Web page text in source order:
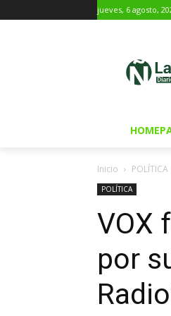
jueves, 6 agosto,
Inicio POLÍTICA
POLÍTICA
VOX
por